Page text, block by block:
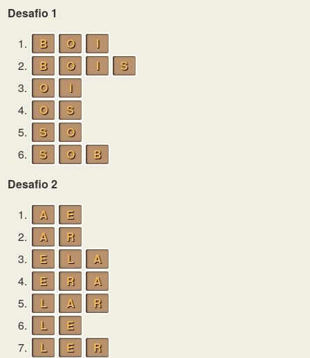
Desafio 1
1.
B O
I
2.
B O I
S
3.
O
I
4.
O
S
5.
S
O
6.
S O
B
Desafio 2
1.
A
E
2.
A
R
3.
E L
A
4.
E R
A
5.
L A
R
6.
L
E
7.
L E
R